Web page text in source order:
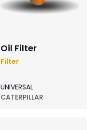
Oil Filter
Filter
UNIVERSAL
CATERPILLAR